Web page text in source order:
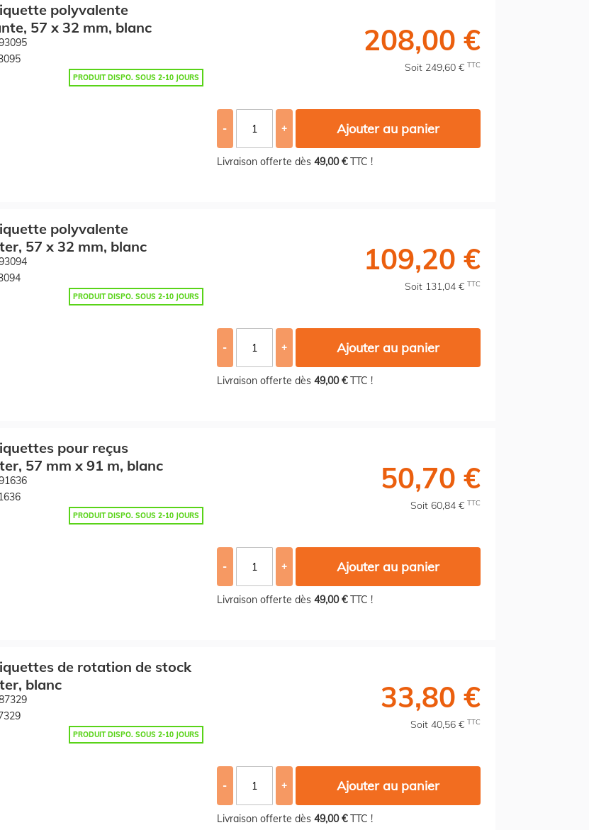
polyvalente
57 x 32 mm, blanc
PRODUIT DISPO. SOUS 2-10 JOURS
208,00 €
Soit 249,60 € TTC
- + Ajouter au panier
Livraison offerte dès 49,00 €TTC !
polyvalente
57 x 32 mm, blanc
PRODUIT DISPO. SOUS 2-10 JOURS
109,20 €
Soit 131,04 € TTC
- + Ajouter au panier
Livraison offerte dès 49,00 €TTC !
pour reçus
57 mm x 91 m, blanc
PRODUIT DISPO. SOUS 2-10 JOURS
50,70 €
Soit 60,84 € TTC
- + Ajouter au panier
Livraison offerte dès 49,00 €TTC !
de rotation de stock
blanc
PRODUIT DISPO. SOUS 2-10 JOURS
33,80 €
Soit 40,56 € TTC
- + Ajouter au panier
Livraison offerte dès 49,00 €TTC !